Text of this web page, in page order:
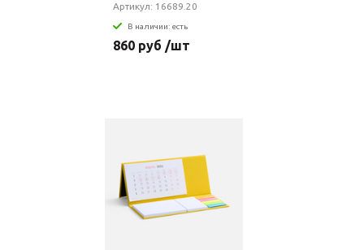
Артикул: 16689.20
В наличии: есть
860 руб /шт